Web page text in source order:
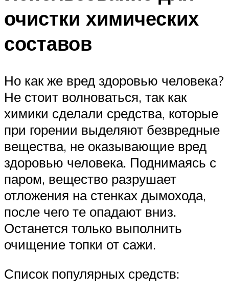
очистки химических
составов
Но как же вред здоровью человека?
Не стоит волноваться, так как
химики сделали средства, которые
при горении выделяют безвредные
вещества, не оказывающие вред
здоровью человека. Поднимаясь с
паром, вещество разрушает
отложения на стенках дымохода,
после чего те опадают вниз.
Останется только выполнить
очищение топки от сажи.
Список популярных средств: